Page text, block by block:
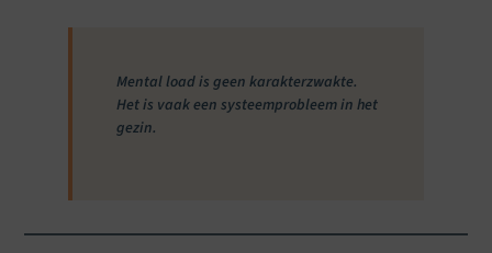
Mental load is geen karakterzwakte.
Het is vaak een systeemprobleem in het
gezin.